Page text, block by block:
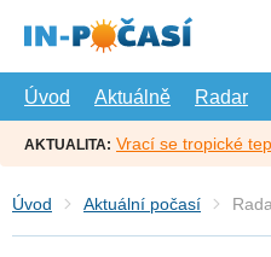
hlavní
Úvod
Aktuálně Radar
AKTUALITA: Vrací se tropické
Úvod Aktuální počasí